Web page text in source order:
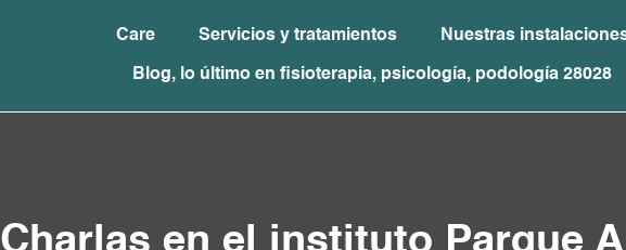
Care Servicios y tratamientos Nuestras
Blog, lo último en fisioterapia, psicología, podología 28028